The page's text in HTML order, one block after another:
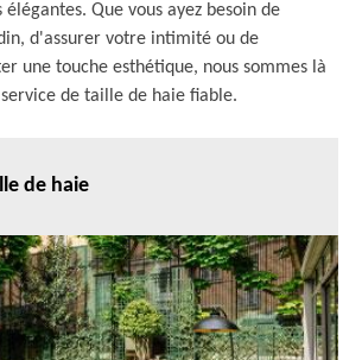
Que vous ayez besoin de
d'assurer votre intimité ou de
une touche esthétique, nous sommes là
de taille de haie fiable.
de haie